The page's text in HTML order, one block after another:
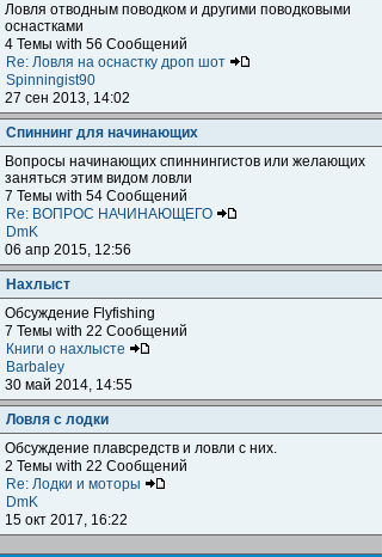
Ловля отводным поводком и другими поводковыми
оснастками
4 Темы with 56 Сообщений
Re: Ловля на оснастку дроп шот
Spinningist90
27 сен 2013, 14:02
Спиннинг для начинающих
Вопросы начинающих спиннингистов или желающих
заняться этим видом ловли
7 Темы with 54 Сообщений
Re: ВОПРОС НАЧИНАЮЩЕГО
DmK
06 апр 2015, 12:56
Нахлыст
Обсуждение Flyfishing
7 Темы with 22 Сообщений
Книги о нахлысте
Barbaley
30 май 2014, 14:55
Ловля с лодки
Обсуждение плавсредств и ловли с них.
2 Темы with 22 Сообщений
Re: Лодки и моторы
DmK
15 окт 2017, 16:22